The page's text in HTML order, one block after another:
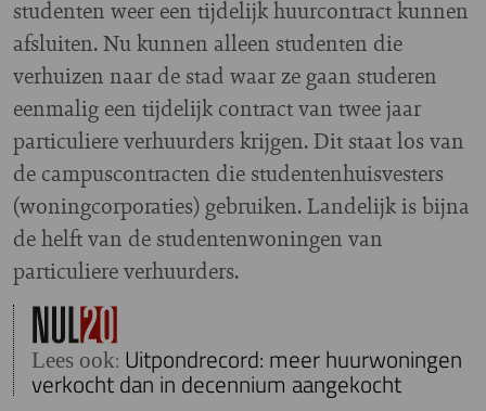
studenten weer een tijdelijk huurcontract kunnen
afsluiten. Nu kunnen alleen studenten die
verhuizen naar de stad waar ze gaan studeren
eenmalig een tijdelijk contract van twee jaar
particuliere verhuurders krijgen. Dit staat los van
de campuscontracten die studentenhuisvesters
(woningcorporaties) gebruiken. Landelijk is bijna
de helft van de studentenwoningen van
particuliere verhuurders.
Lees ook: Uitpondrecord: meer huurwoningen
verkocht dan in decennium aangekocht